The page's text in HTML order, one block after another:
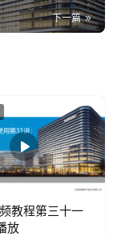
下一篇
教程第三十一
放